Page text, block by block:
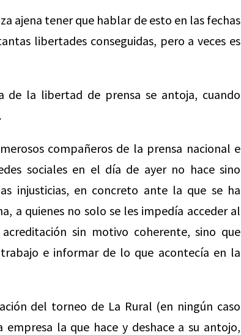
ajena tener que hablar de esto en las fechas
libertades conseguidas, pero a veces es
de la libertad de prensa se antoja, cuando
compañeros de la prensa nacional e
sociales en el día de ayer no hace sino
injusticias, en concreto ante la que se ha
a quienes no solo se les impedía acceder al
sin motivo coherente, sino que
e informar de lo que acontecía en la
del torneo de La Rural (en ningún caso
la que hace y deshace a su antojo,